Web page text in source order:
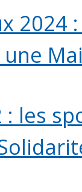
2024
une
: les